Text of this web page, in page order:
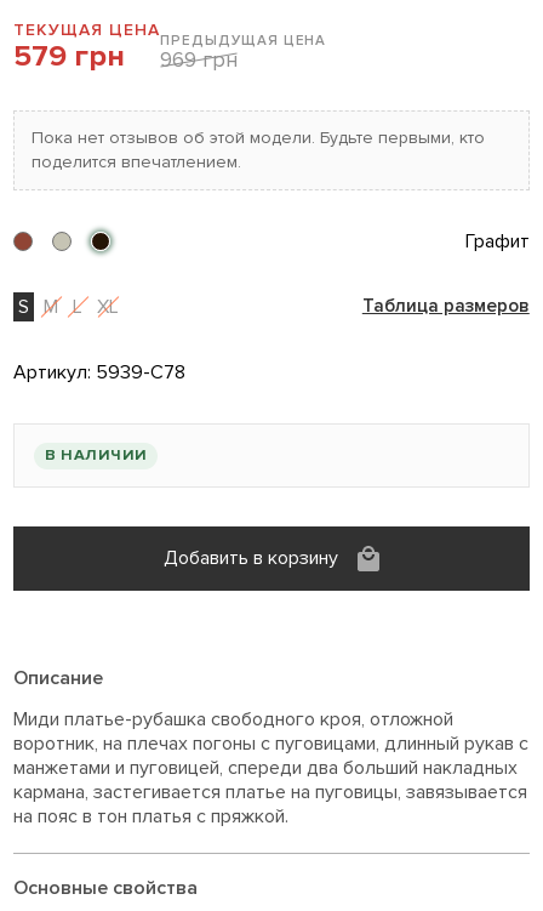
ТЕКУЩАЯ ЦЕНА
579 грн ПРЕДЫДУЩАЯ ЦЕНА
969 грн
Пока нет отзывов об этой модели. Будьте первыми, кто
поделится впечатлением.
Графит
S M L XL Таблица размеров
Артикул: 5939-C78
В НАЛИЧИИ
Добавить в корзину
Описание
Миди платье-рубашка свободного кроя, отложной
воротник, на плечах погоны с пуговицами, длинный рукав с
манжетами и пуговицей, спереди два больший накладных
кармана, застегивается платье на пуговицы, завязывается
на пояс в тон платья с пряжкой.
Основные свойства